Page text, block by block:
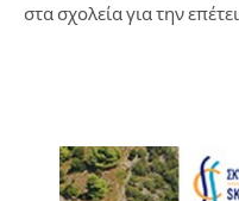
στα σχολεία για την